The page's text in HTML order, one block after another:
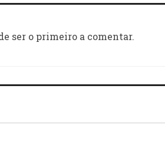
ser o primeiro a comentar.